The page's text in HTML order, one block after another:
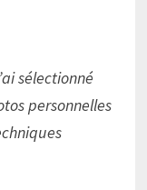
sélectionné
personnelles